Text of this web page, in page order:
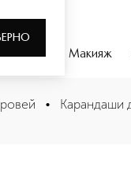
Макияж
карандаш
• Карандаши